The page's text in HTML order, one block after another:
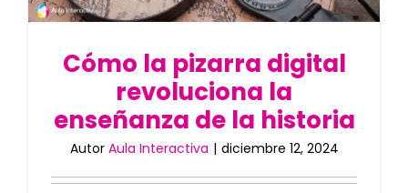
Cómo la pizarra digital
revoluciona la
enseñanza de la historia
Autor Aula Interactiva | diciembre 12, 2024